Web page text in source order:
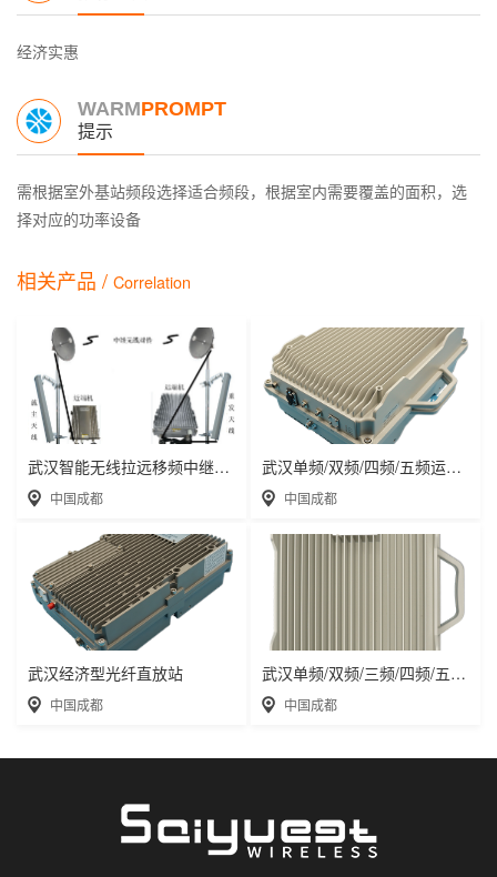
经济实惠
WARMPROMPT
提示
需根据室外基站频段选择适合频段，根据室内需要覆盖的面积，选
择对应的功率设备
相关产品 / Correlation
武汉智能无线拉远移频中继直放站近端机远端机
中国成都
武汉单频/双频/四频/五频运营级数字光纤直放
中国成都
武汉经济型光纤直放站
中国成都
武汉单频/双频/三频/四频/五频电信级无线直
中国成都